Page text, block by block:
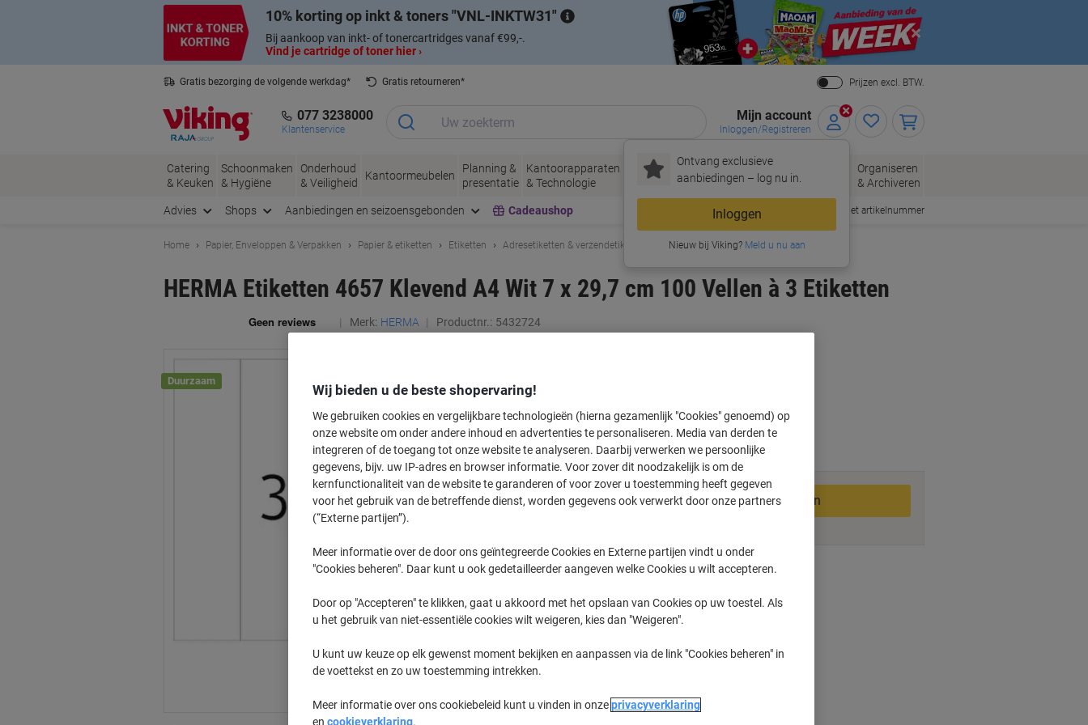
10% korting op inkt & toners VNL-INKTW31
Bij aankoop van inkt- of tonercartridges vanaf €99,-.
Vind je cartridge of toner hier ›
Close
Gratis bezorging de volgende werkdag*
Gratis retourneren*
Prijzen excl. BTW.
077 3238000
Klantenservice
Mijn account
Inloggen/Registreren
Ontvang exclusieve
aanbiedingen – log nu in.
Inloggen
Nieuw bij Viking?Meld u nu aan
Catering
& Keuken
Schoonmaken
& Hygiëne
Onderhoud
& Veiligheid
Kantoormeubelen
Planning &
presentatie
Kantoorapparaten
& Technologie
Inkt &
Toner
Papier, Enveloppen
& Verpakken
Kantoorartikelen
Organiseren
& Archiveren
Advies Shops Aanbiedingen en seizoensgebonden Cadeaushop Snel bestellen met artikelnummer
Home Papier, Enveloppen & Verpakken Papier & etiketten Etiketten Adresetiketten & verzendetiketten
HERMA Etiketten 4657 Klevend A4 Wit 7 x 29,7 cm 100 Vellen à 3 Etiketten
Merk: HERMA Productnr.: 5432724
Duurzaam
Momenteel op voorraad Levertijd 3-4 werkdagen
Verzonden door externe leverancier
Aantal
In winkelwagen
Bezorginformatie Betalingsmogelijkheden
Belangrijkste specificaties
Geschikt voor alle printers
Extra sterke materiaalsamenstelling
Lees meer
Wij bieden u de beste shopervaring!
We gebruiken cookies en vergelijkbare technologieën (hierna gezamenlijk "Cookies" genoemd) op
onze website om onder andere inhoud en advertenties te personaliseren. Media van derden te
integreren of de toegang tot onze website te analyseren. Daarbij verwerken we persoonlijke
gegevens, bijv. uw IP-adres en browser informatie. Voor zover dit noodzakelijk is om de
kernfunctionaliteit van de website te garanderen of voor zover u toestemming heeft gegeven
voor het gebruik van de betreffende dienst, worden gegevens ook verwerkt door onze partners
(“Externe partijen”).
Meer informatie over de door ons geïntegreerde Cookies en Externe partijen vindt u onder
"Cookies beheren". Daar kunt u ook gedetailleerder aangeven welke Cookies u wilt accepteren.
Door op "Accepteren" te klikken, gaat u akkoord met het opslaan van Cookies op uw toestel. Als
u het gebruik van niet-essentiële cookies wilt weigeren, kies dan "Weigeren".
U kunt uw keuze op elk gewenst moment bekijken en aanpassen via de link "Cookies beheren" in
de voettekst en zo uw toestemming intrekken.
Meer informatie over ons cookiebeleid kunt u vinden in onzeprivacyverklaring
en cookieverklaring.